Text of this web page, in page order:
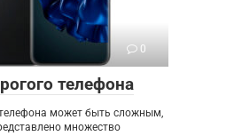
0
телефона
может быть сложным,
множество